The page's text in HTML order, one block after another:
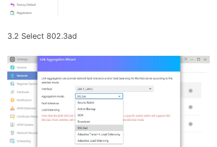
3.2 Select 802.3ad